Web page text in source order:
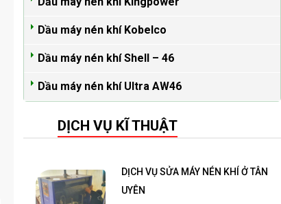
Dầu máy nén khí Kobelco
Dầu máy nén khí Shell – 46
Dầu máy nén khí Ultra AW46
DỊCH VỤ KĨ THUẬT
DỊCH VỤ SỬA MÁY NÉN KHÍ Ở TÂN
UYÊN